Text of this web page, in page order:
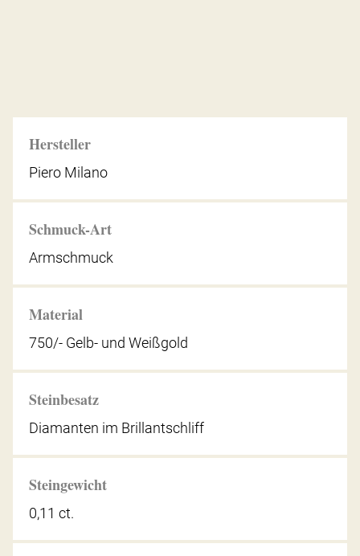
Hersteller
Piero Milano
Schmuck-Art
Armschmuck
Material
750/- Gelb- und Weißgold
Steinbesatz
Diamanten im Brillantschliff
Steingewicht
0,11 ct.